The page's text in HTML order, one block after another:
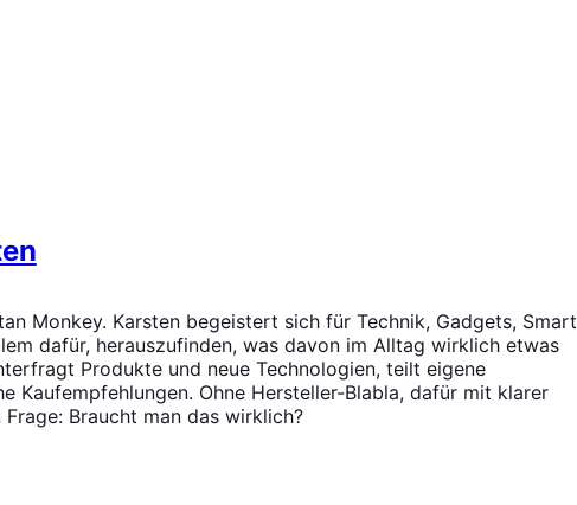
Monkey. Karsten begeistert sich für Technik, Gadgets, Smart
dafür, herauszufinden, was davon im Alltag wirklich etwas
Produkte und neue Technologien, teilt eigene
Kaufempfehlungen. Ohne Hersteller-Blabla, dafür mit klarer
Braucht man das wirklich?